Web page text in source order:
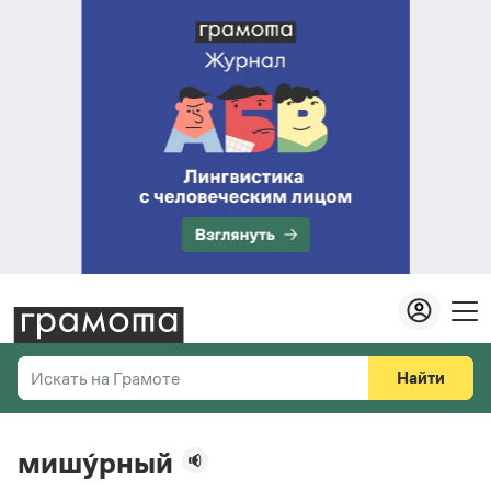
Искать на Грамоте
Справочная служба
Найти
мишу́рный